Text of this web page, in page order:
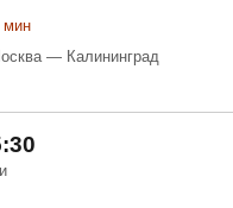
мин
— Калининград